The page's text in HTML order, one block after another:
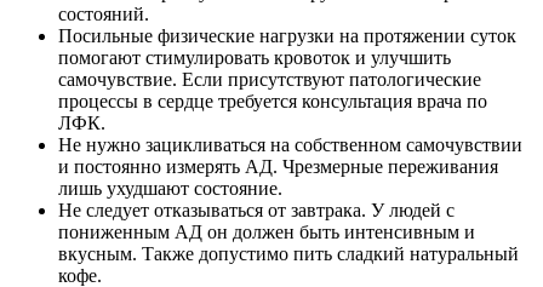
состояний.
Посильные физические нагрузки на протяжении суток
помогают стимулировать кровоток и улучшить
самочувствие. Если присутствуют патологические
процессы в сердце требуется консультация врача по
ЛФК.
Не нужно зацикливаться на собственном самочувствии
и постоянно измерять АД. Чрезмерные переживания
лишь ухудшают состояние.
Не следует отказываться от завтрака. У людей с
пониженным АД он должен быть интенсивным и
вкусным. Также допустимо пить сладкий натуральный
кофе.